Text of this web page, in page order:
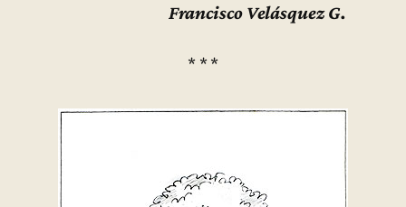
Francisco Velásquez G.
* * *